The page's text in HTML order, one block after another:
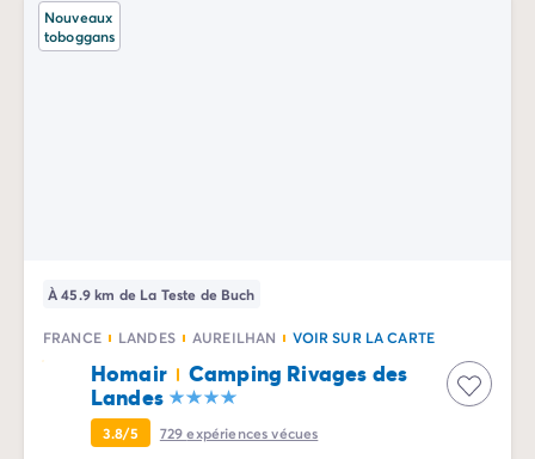
Camping Basse-Normandie
Camping Calvados
Camping La-Tranche-sur-Mer
Camping Les Sables d'Olonne
Camping Saint-Gilles-Croix-de-Vie
Camping Saint-Hilaire-De-Riez
Camping Saint-Jean-De-Monts
Camping Poitou-Charentes
Nouveaux
toboggans
À 45.9 km de La Teste de Buch
FRANCE LANDES AUREILHAN VOIR SUR LA CARTE
Homair
Camping Rivages des
Landes
3.8/5 729expériences vécues